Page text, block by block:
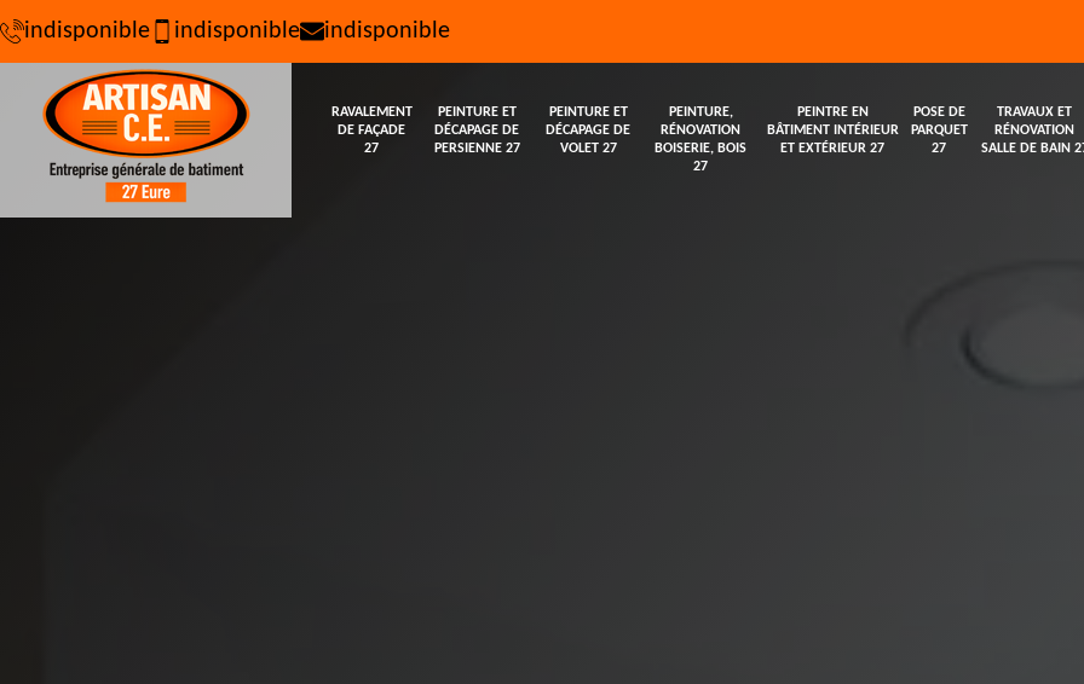
indisponible indisponible indisponible
RAVALEMENT
DE FAÇADE
27
PEINTURE ET
DÉCAPAGE DE
PERSIENNE 27
PEINTURE ET
DÉCAPAGE DE
VOLET 27
PEINTURE,
RÉNOVATION
BOISERIE, BOIS
27
PEINTRE EN
BÂTIMENT INTÉRIEUR
ET EXTÉRIEUR 27
POSE DE
PARQUET
27
TRAVAUX ET
RÉNOVATION
SALLE DE BAIN